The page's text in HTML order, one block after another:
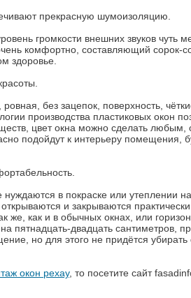
прекрасную шумоизоляцию.
громкости внешних звуков чуть
комфортно, составляющий сорок-
здоровье.
ровная, без зацепок, поверхность,
производства пластиковых
цвет окна можно сделать любым,
подойдут к интерьеру помещения,
в покраске или утеплении
и закрываются
же, как и в обычных окнах, или
пятнадцать-двадцать сантиметров,
но для этого не придётся
окон рехау, то посетите сайт